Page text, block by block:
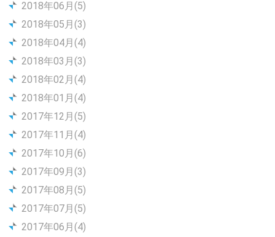
2018年06月(5)
2018年05月(3)
2018年04月(4)
2018年03月(3)
2018年02月(4)
2018年01月(4)
2017年12月(5)
2017年11月(4)
2017年10月(6)
2017年09月(3)
2017年08月(5)
2017年07月(5)
2017年06月(4)